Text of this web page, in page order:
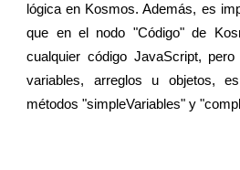
lógica en Kosmos. Además, es
que en el nodo "Código" de
cualquier código JavaScript,
variables, arreglos u objetos,
métodos "simpleVariables" y